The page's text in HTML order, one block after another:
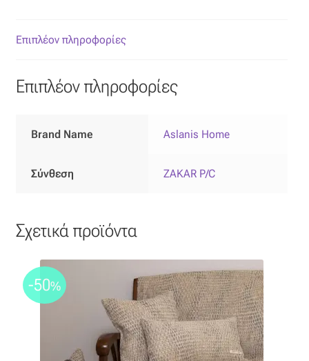
Ζακάρ
Καραβόπανο
Λονέτα
Μουσελίνα
Επιπλέον πληροφορίες
Επιπλέον πληροφορίες
Brand Name Aslanis Home
Σύνθεση ZAKAR P/C
Σχετικά προϊόντα
-50%